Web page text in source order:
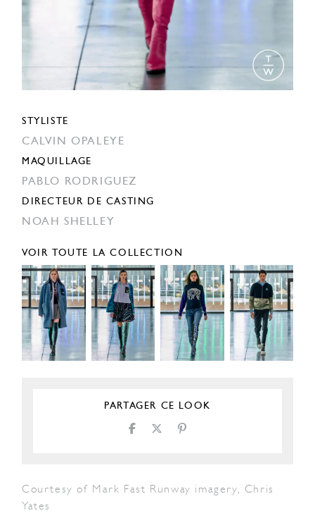
STYLISTE
CALVIN OPALEYE
MAQUILLAGE
PABLO RODRIGUEZ
DIRECTEUR DE CASTING
NOAH SHELLEY
VOIR TOUTE LA COLLECTION
PARTAGER CE LOOK
Courtesy of Mark Fast Runway imagery, Chris
Yates